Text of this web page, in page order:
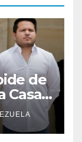
de
Casa